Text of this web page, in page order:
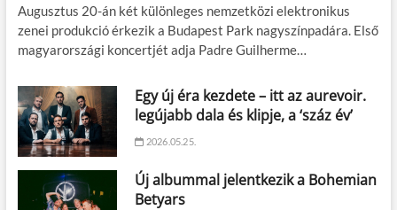
Augusztus 20-án két különleges nemzetközi elektronikus
zenei produkció érkezik a Budapest Park nagyszínpadára. Első
magyarországi koncertjét adja Padre Guilherme…
Egy új éra kezdete – itt az aurevoir.
legújabb dala és klipje, a ‘száz év’
2026.05.25.
Új albummal jelentkezik a Bohemian
Betyars